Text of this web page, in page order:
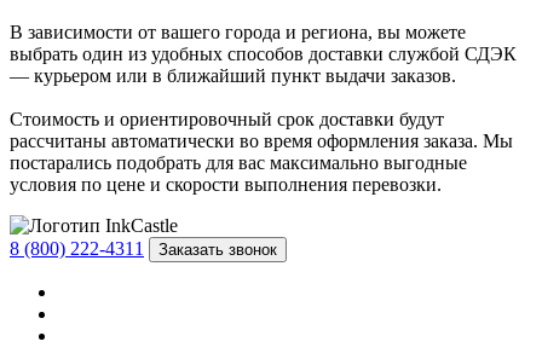
В зависимости от вашего города и региона, вы можете
выбрать один из удобных способов доставки службой СДЭК
— курьером или в ближайший пункт выдачи заказов.
Стоимость и ориентировочный срок доставки будут
рассчитаны автоматически во время оформления заказа. Мы
постарались подобрать для вас максимально выгодные
условия по цене и скорости выполнения перевозки.
8 (800) 222-4311 Заказать звонок